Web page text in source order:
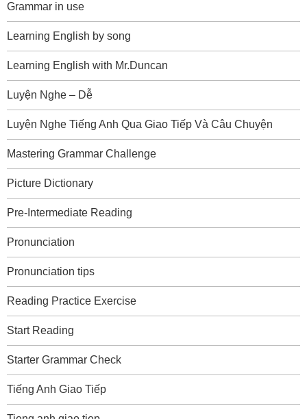
Grammar in use
Learning English by song
Learning English with Mr.Duncan
Luyện Nghe – Dễ
Luyện Nghe Tiếng Anh Qua Giao Tiếp Và Câu Chuyện
Mastering Grammar Challenge
Picture Dictionary
Pre-Intermediate Reading
Pronunciation
Pronunciation tips
Reading Practice Exercise
Start Reading
Starter Grammar Check
Tiếng Anh Giao Tiếp